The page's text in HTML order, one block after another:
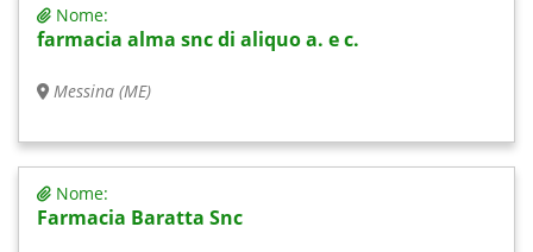
Nome:
farmacia alma snc di aliquo a. e c.
Messina (ME)
Nome:
Farmacia Baratta Snc